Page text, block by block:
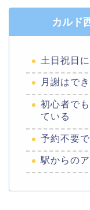
カルド
土日祝日
月謝はで
初心者で
ている
予約不要
駅からの